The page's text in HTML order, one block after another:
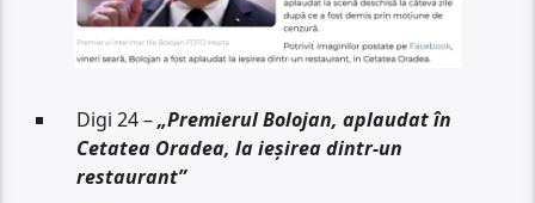
Digi 24 –„Premierul Bolojan, aplaudat în
Cetatea Oradea, la ieșirea dintr-un
restaurant”